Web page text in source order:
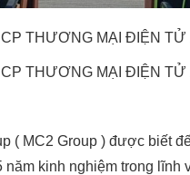
( MC2 Group ) được biết
kinh nghiệm trong lĩnh